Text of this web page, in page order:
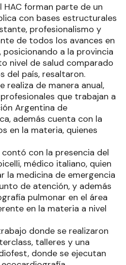
HAC forman parte de un
con bases estructurales
profesionalismo y
de todos los avances en
a la provincia
nivel de salud comparado
del país, resaltaron.
realiza de manera anual,
que trabajan a
Argentina de
además cuenta con la
en la materia, quienes
con la presencia del
médico italiano, quien
la medicina de emergencia
de atención, y además
pulmonar en el área
en la materia a nivel
donde se realizaron
talleres y una
donde se ejecutan